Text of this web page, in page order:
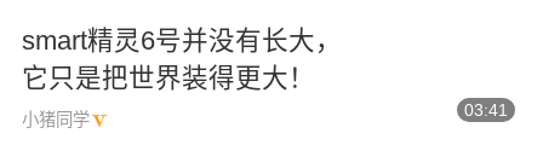
smart精灵6号并没有长大，
它只是把世界装得更大！
小猪同学
03:41